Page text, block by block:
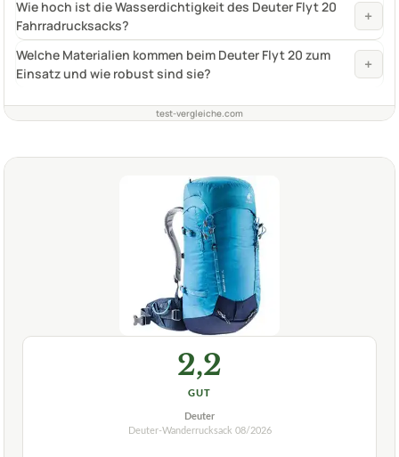
Wie hoch ist die Wasserdichtigkeit des Deuter Flyt 20
Fahrradrucksacks?
+
Welche Materialien kommen beim Deuter Flyt 20 zum
Einsatz und wie robust sind sie?
+
test-vergleiche.com
2,2
GUT
Deuter
Deuter-Wanderrucksack 08/2026